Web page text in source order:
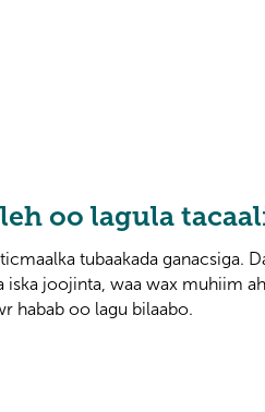
oo lagula
tubaakada ganacsiga.
iska joojinta, waa wax muhiim
habab oo lagu bilaabo.